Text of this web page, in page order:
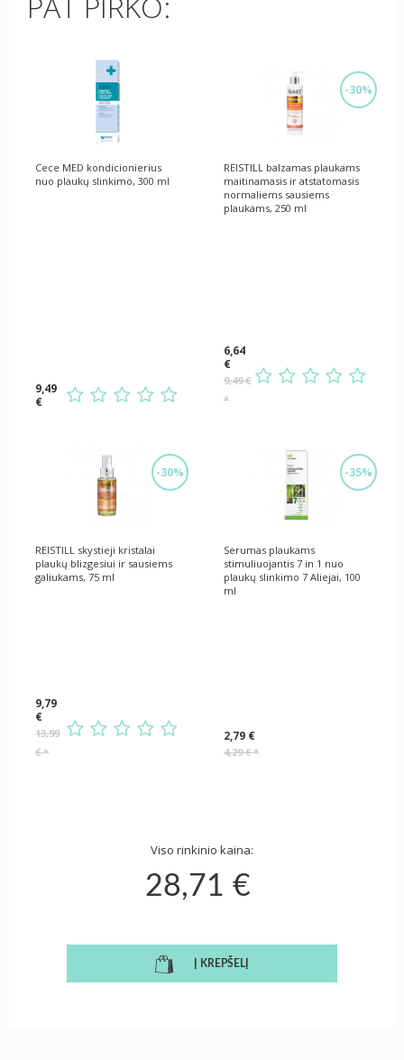
Cece MED kondicionierius
nuo plaukų slinkimo, 300 ml
9,49
€
-30%
REISTILL balzamas plaukams
maitinamasis ir atstatomasis
normaliems sausiems
plaukams, 250 ml
6,64
€
9,49 €
*
-30%
REISTILL skystieji kristalai
plaukų blizgesiui ir sausiems
galiukams, 75 ml
9,79
€
13,99
€*
-35%
Serumas plaukams
stimuliuojantis 7 in 1 nuo
plaukų slinkimo 7 Aliejai, 100
ml
2,79 €
4,29 €*
Viso rinkinio kaina:
28,71 €
Į KREPŠELĮ